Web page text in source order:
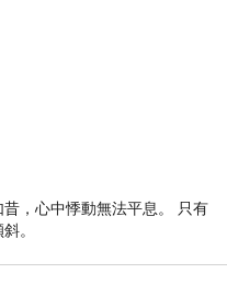
，心中悸動無法平息。 只有
。